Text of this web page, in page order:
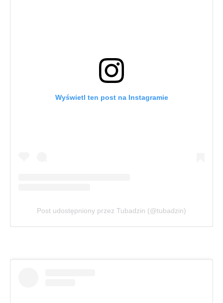
Wyświetl ten post na Instagramie
Post udostępniony przez Tubadzin (@tubadzin)